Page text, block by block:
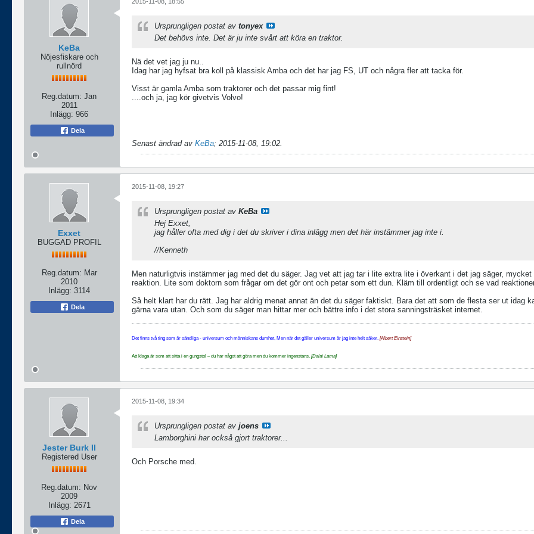
KeBa
Nöjesfiskare och
rullnörd
Reg.datum: Jan
2011
Inlägg: 966
Dela
Ursprungligen postat av tonyex
Det behövs inte. Det är ju inte svårt att köra en traktor.
Nä det vet jag ju nu..
Idag har jag hyfsat bra koll på klassisk Amba och det har jag FS, UT och några fler att tacka för.
Visst är gamla Amba som traktorer och det passar mig fint!
....och ja, jag kör givetvis Volvo!
Senast ändrad av KeBa; 2015-11-08, 19:02.
Exxet
BUGGAD PROFIL
Reg.datum: Mar
2010
Inlägg: 3114
Dela
2015-11-08, 19:27
Ursprungligen postat av KeBa
Hej Exxet,
jag håller ofta med dig i det du skriver i dina inlägg men det här instämmer jag inte i.
//Kenneth
Men naturligtvis instämmer jag med det du säger. Jag vet att jag tar i lite extra lite i överkant i det jag säger,
reaktion. Lite som doktorn som frågar om det gör ont och petar som ett dun. Kläm till ordentligt och se vad
Så helt klart har du rätt. Jag har aldrig menat annat än det du säger faktiskt. Bara det att som de flesta ser ut idag
gärna vara utan. Och som du säger man hittar mer och bättre info i det stora sanningsträsket internet.
Det finns två ting som är oändliga - universum och människans dumhet, Men när det gäller universum är jag inte helt säker. [Albert Einstein]
Att klaga är som att sitta i en gungstol – du har något att göra men du kommer ingenstans. [Dalai Lama]
Jester Burk II
Registered User
Reg.datum: Nov
2009
Inlägg: 2671
Dela
2015-11-08, 19:34
Ursprungligen postat av joens
Lamborghini har också gjort traktorer...
Och Porsche med.